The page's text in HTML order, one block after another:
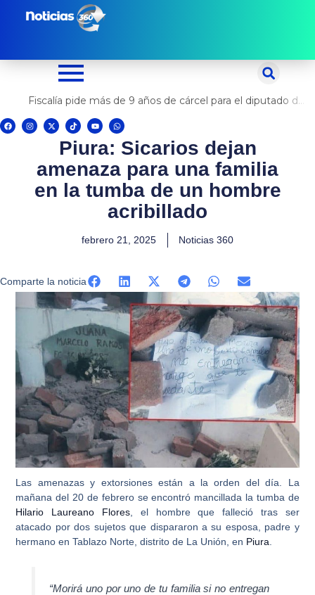
Fiscalía pide más de 9 años de cárcel para el diputado de oposición Harvey Colchado
F
a
c
I
n
s
X
-
t
t
e
T
i
k
t
Y
o
u
t
u
e
W
h
a
p
p
Piura: Sicarios dejan
amenaza para una familia
en la tumba de un hombre
acribillado
febrero 21, 2025 Noticias 360
Comparte la noticia
Las amenazas y extorsiones están a la orden del día. La
mañana del 20 de febrero se encontró mancillada la tumba de
Hilario Laureano Flores, el hombre que falleció tras ser
atacado por dos sujetos que dispararon a su esposa, padre y
hermano en Tablazo Norte, distrito de La Unión, en Piura
“Morirá uno por uno de tu familia si no entregan